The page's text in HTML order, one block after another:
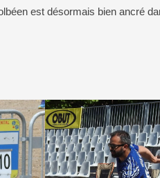
est désormais bien ancré